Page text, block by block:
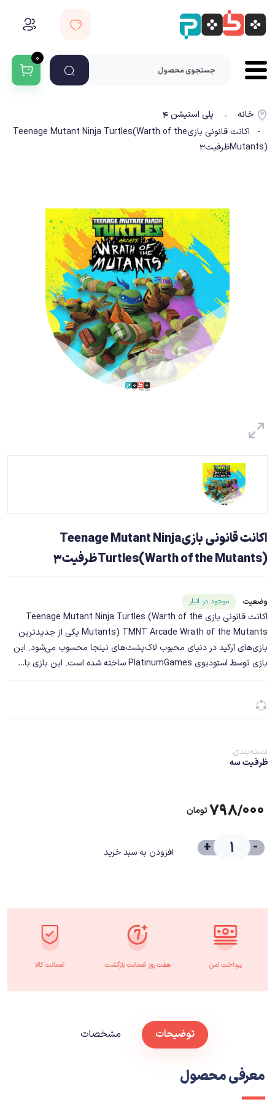
۰
خانه -
پلی استیشن ۴
- اکانت قانونی بازیTeenage Mutant Ninja Turtles(Warth of the
Mutants)ظرفیت3
اکانت قانونی بازیTeenage Mutant Ninja
Turtles(Warth of the Mutants)ظرفیت3
وضعیت موجود در انبارشناسه محصول ۲۰۹۹۹
اکانت قانونی بازی Teenage Mutant Ninja Turtles (Warth of the
Mutants) TMNT Arcade Wrath of the Mutants یکی از جدیدترین
بازی‌های آرکید در دنیای محبوب لاک‌پشت‌های نینجا محسوب می‌شود. این
بازی توسط استودیوی PlatinumGames ساخته شده است. این بازی با…
دسته‌بندی
ظرفیت سه
۷۹۸/۰۰۰تومان
-
+ افزودن به سبد خرید
پرداخت امن هفت روز ضمانت بازگشت ضمانت کالا
توضیحات مشخصات
معرفی محصول